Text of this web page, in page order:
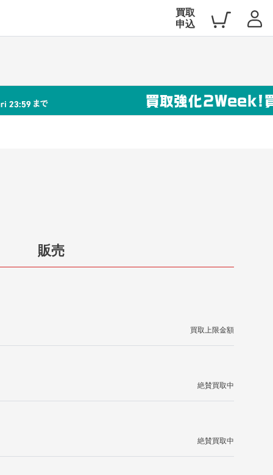
買取
申込
販売
買取上限金額
絶賛買取中
絶賛買取中